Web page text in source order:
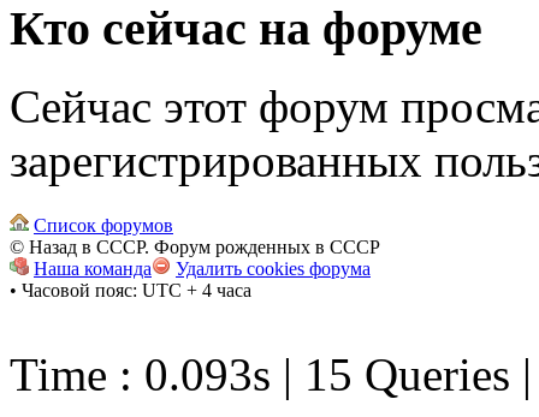
Кто сейчас на форуме
Сейчас этот форум
зарегистрированных
Список форумов
© Назад в СССР. Форум рожденных в СССР
Наша команда
Удалить cookies форума
• Часовой пояс: UTC + 4 часа
Time : 0.093s | 15 Queries